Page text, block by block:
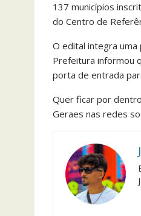
137 municípios
do Centro de
O edital integra uma
Prefeitura informou
porta de entrada
Quer ficar por
Geraes nas redes